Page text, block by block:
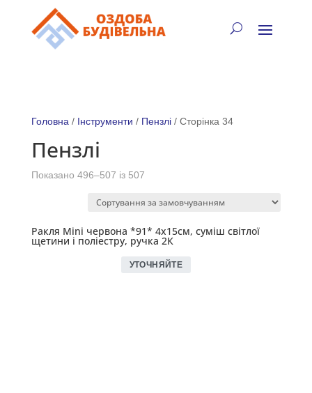
⚡
Головна / Інструменти / Пензлі/ Сторінка 34
Пензлі
Показано 496–507 із 507
Ракля Mini червона *91* 4х15см, суміш світлої
щетини і поліестру, ручка 2К
УТОЧНЯЙТЕ